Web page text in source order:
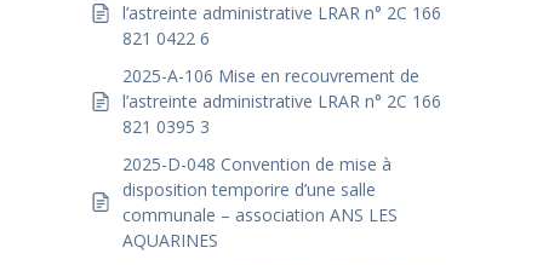
l’astreinte administrative LRAR n° 2C 166
821 0422 6
2025-A-106 Mise en recouvrement de
l’astreinte administrative LRAR n° 2C 166
821 0395 3
2025-D-048 Convention de mise à
disposition temporire d’une salle
communale – association ANS LES
AQUARINES